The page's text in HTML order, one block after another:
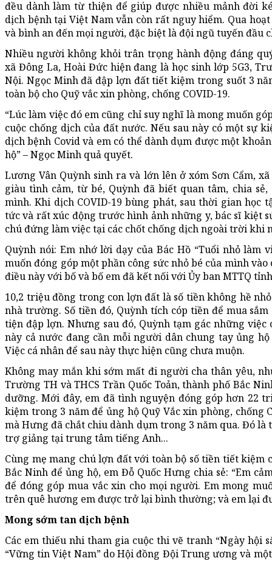
đều dành làm từ thiện để giúp được nhiều mảnh đời
dịch bệnh tại Việt Nam vẫn còn rất nguy hiểm. Qua
và bình an đến mọi người, đặc biệt là đội ngũ tuyến đầu
Nhiều người không khỏi trân trọng hành động đáng
xã Đông La, Hoài Đức hiện đang là học sinh lớp 5G3,
Nội. Ngọc Minh đã đập lợn đất tiết kiệm trong suốt 3
toàn bộ cho Quỹ vắc xin phòng, chống COVID-19.
“Lúc làm việc đó em cũng chỉ suy nghĩ là mong muốn
cuộc chống dịch của đất nước. Nếu sau này có một sự
dịch bệnh Covid và em có thể dành dụm được một
hộ” – Ngọc Minh quả quyết.
Lương Vân Quỳnh sinh ra và lớn lên ở xóm Sơn Cẩm,
giàu tình cảm, từ bé, Quỳnh đã biết quan tâm, chia
mình. Khi dịch COVID-19 bùng phát, sau thời gian
tức và rất xúc động trước hình ảnh những y, bác sĩ kiệt
chú đứng làm việc tại các chốt chống dịch ngoài trời khi
Quỳnh nói: Em nhớ lời dạy của Bác Hồ “Tuổi nhỏ làm
muốn đóng góp một phần công sức nhỏ bé của mình
điều này với bố và bố em đã kết nối với Ủy ban MTTQ
10,2 triệu đồng trong con lợn đất là số tiền không hề
nhà trường. Số tiền đó, Quỳnh tích cóp tiền để mua
tiện đập lợn. Nhưng sau đó, Quỳnh tạm gác những
này cả nước đang cần mỗi người dân chung tay ủng hộ
Việc cá nhân để sau này thực hiện cũng chưa muộn.
Không may mắn khi sớm mất đi người cha thân yêu,
Trường TH và THCS Trần Quốc Toản, thành phố Bắc
dưỡng. Mới đây, em đã tình nguyện đóng góp hơn 22
kiệm trong 3 năm để ủng hộ Quỹ Vắc xin phòng, chống
mà Hưng đã chắt chiu dành dụm trong 3 năm qua. Đó
trợ giảng tại trung tâm tiếng Anh...
Cùng mẹ mang chú lợn đất với toàn bộ số tiền tiết kiệm
Bắc Ninh để ủng hộ, em Đỗ Quốc Hưng chia sẻ: “Em
để đóng góp mua vắc xin cho mọi người. Em mong
trên quê hương em được trở lại bình thường; và em lại
Mong sớm tan dịch bệnh
Các em thiếu nhi tham gia cuộc thi vẽ tranh “Ngày hội
“Vững tin Việt Nam” do Hội đồng Đội Trung ương và